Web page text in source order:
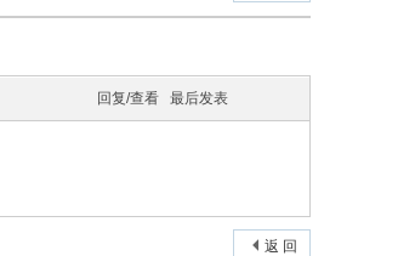
回复/查看 最后发表
返 回